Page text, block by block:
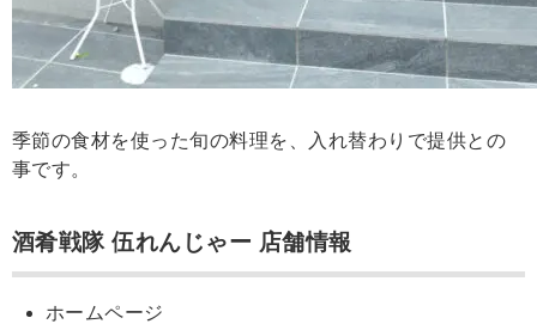
季節の食材を使った旬の料理を、入れ替わりで提供との
事です。
酒肴戦隊 伍れんじゃー 店舗情報
ホームページ